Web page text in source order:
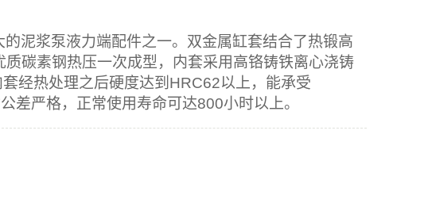
泥浆泵液力端配件之一。双金属缸套结合了热锻高
碳素钢热压一次成型，内套采用高铬铸铁离心浇铸
经热处理之后硬度达到 HRC62以上，能承受
差严格，正常使用寿命可达800小时以上。